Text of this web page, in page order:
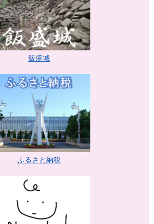
飯盛城
ふるさと納税